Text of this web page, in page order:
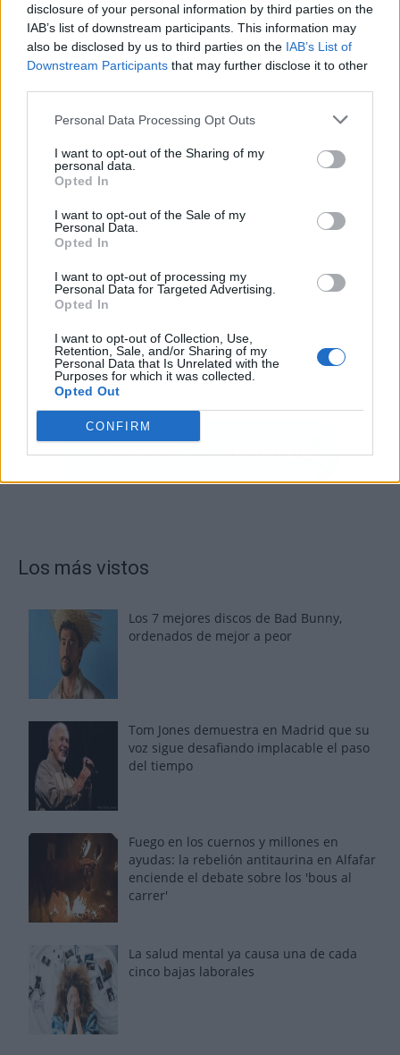
disclosure of your personal information by third parties on the
IAB’s list of downstream participants. This information may
also be disclosed by us to third parties on the IAB’s List of
Downstream Participants that may further disclose it to other
Personal Data Processing Opt Outs
I want to opt-out of the Sharing of my
personal data.
Opted In
I want to opt-out of the Sale of my
Personal Data.
Opted In
I want to opt-out of processing my
Personal Data for Targeted Advertising.
Opted In
I want to opt-out of Collection, Use,
Retention, Sale, and/or Sharing of my
Personal Data that Is Unrelated with the
Purposes for which it was collected.
Opted Out
CONFIRM
Los más vistos
Los 7 mejores discos de Bad Bunny,
ordenados de mejor a peor
Tom Jones demuestra en Madrid que su
voz sigue desafiando implacable el paso
del tiempo
Fuego en los cuernos y millones en
ayudas: la rebelión antitaurina en Alfafar
enciende el debate sobre los 'bous al
carrer'
La salud mental ya causa una de cada
cinco bajas laborales